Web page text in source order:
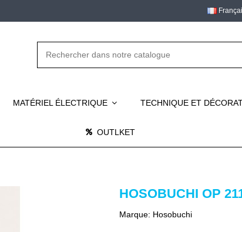
MATÉRIEL ÉLECTRIQUE TECHNIQUE ET
OUTLKET
HOSOBUCHI OP
Marque: Hosobuchi